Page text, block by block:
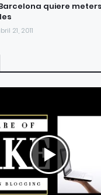
Barcelona quiere
21, 2011